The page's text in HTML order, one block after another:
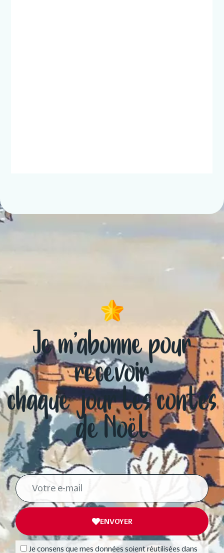
Je m’abonne pour
recevoir
chaque jour les contes
de Noël
Je consens que mes données soient réutilisées dans
ENVOYER